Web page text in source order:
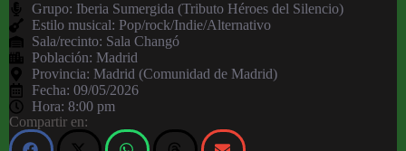
Grupo: Iberia Sumergida (Tributo Héroes del Silencio)
Estilo musical: Pop/rock/Indie/Alternativo
Sala/recinto: Sala Changó
Población: Madrid
Provincia: Madrid (Comunidad de Madrid)
Fecha: 09/05/2026
Hora: 8:00 pm
Compartir en: